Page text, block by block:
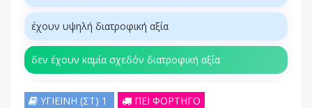
έχουν υψηλή διατροφική αξία
δεν έχουν καμία σχεδόν διατροφική αξία
ΥΓΙΕΙΝΗ (ΣΤ) 1 ΠΕΙ ΦΟΡΤΗΓΟ